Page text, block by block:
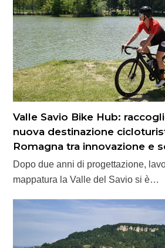
Valle Savio Bike Hub:
nuova destinazione
Romagna tra innovazione e
Dopo due anni di progettazione,
mappatura la Valle del Savio si è…